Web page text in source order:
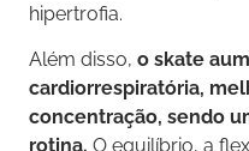
hipertrofia.
Além disso, o skate
cardiorrespiratória,
concentração, sendo
rotina. O equilíbrio, a